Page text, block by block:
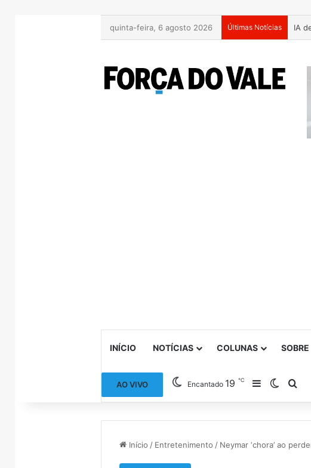
quinta-feira, 6 agosto 2026 Últimas Notícias
INÍCIO NOTÍCIAS COLUNAS SOBRE
AO VIVO Encantado 19℃ Barra Switch
Início / Entretenimento / Neymar ‘chora’ ao